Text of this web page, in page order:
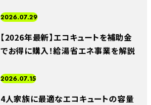
2026.07.29
【2026年最新】エコキュートを補助金
でお得に購入！給湯省エネ事業を解説
2026.07.15
4人家族に最適なエコキュートの容量